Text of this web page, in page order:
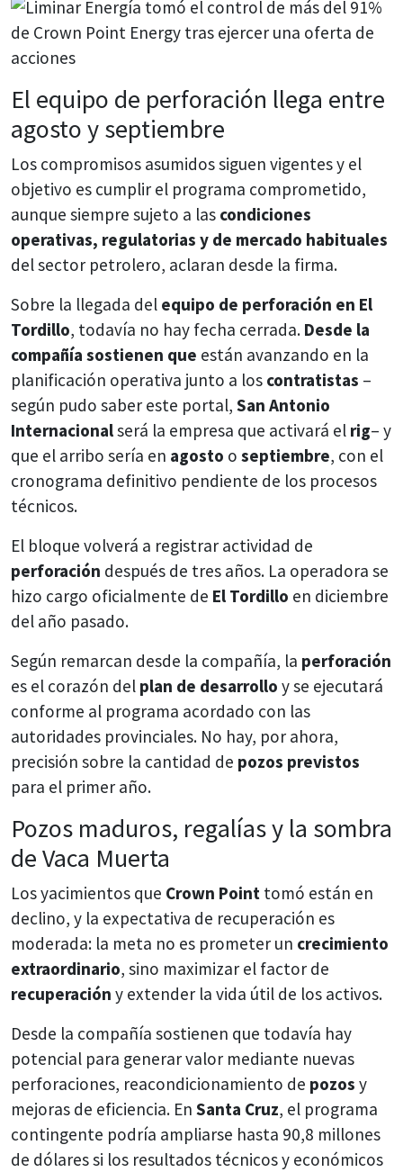
El equipo de perforación llega entre
agosto y septiembre
Los compromisos asumidos siguen vigentes y el
objetivo es cumplir el programa comprometido,
aunque siempre sujeto a las condiciones
operativas, regulatorias y de mercado habituales
del sector petrolero, aclaran desde la firma.
Sobre la llegada del equipo de perforación en El
Tordillo, todavía no hay fecha cerrada. Desde la
compañía sostienen que están avanzando en la
planificación operativa junto a los contratistas –
según pudo saber este portal, San Antonio
Internacionalserá la empresa que activará el rig– y
que el arribo sería en agosto o septiembre, con el
cronograma definitivo pendiente de los procesos
técnicos.
El bloque volverá a registrar actividad de
perforación después de tres años. La operadora se
hizo cargo oficialmente de El Tordillo en diciembre
del año pasado.
Según remarcan desde la compañía, la perforación
es el corazón del plan de desarrollo y se ejecutará
conforme al programa acordado con las
autoridades provinciales. No hay, por ahora,
precisión sobre la cantidad de pozos previstos
para el primer año.
Pozos maduros, regalías y la sombra
de Vaca Muerta
Los yacimientos que Crown Point tomó están en
declino, y la expectativa de recuperación es
moderada: la meta no es prometer un crecimiento
extraordinario, sino maximizar el factor de
recuperación y extender la vida útil de los activos.
Desde la compañía sostienen que todavía hay
potencial para generar valor mediante nuevas
perforaciones, reacondicionamiento de pozos y
mejoras de eficiencia. En Santa Cruz, el programa
contingente podría ampliarse hasta 90,8 millones
de dólares si los resultados técnicos y económicos